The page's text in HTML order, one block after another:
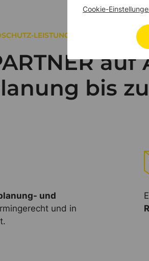
LEISTUNGEN
bis
und
und in
Cookie-